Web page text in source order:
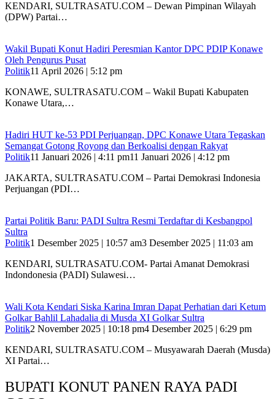
KENDARI, SULTRASATU.COM – Dewan Pimpinan Wilayah
(DPW) Partai…
Wakil Bupati Konut Hadiri Peresmian Kantor DPC PDIP Konawe
Oleh Pengurus Pusat
Politik11 April 2026 | 5:12 pm
KONAWE, SULTRASATU.COM – Wakil Bupati Kabupaten
Konawe Utara,…
Hadiri HUT ke-53 PDI Perjuangan, DPC Konawe Utara Tegaskan
Semangat Gotong Royong dan Berkoalisi dengan Rakyat
Politik11 Januari 2026 | 4:11 pm11 Januari 2026 | 4:12 pm
JAKARTA, SULTRASATU.COM – Partai Demokrasi Indonesia
Perjuangan (PDI…
Partai Politik Baru: PADI Sultra Resmi Terdaftar di Kesbangpol
Sultra
Politik1 Desember 2025 | 10:57 am3 Desember 2025 | 11:03 am
KENDARI, SULTRASATU.COM- Partai Amanat Demokrasi
Indondonesia (PADI) Sulawesi…
Wali Kota Kendari Siska Karina Imran Dapat Perhatian dari Ketum
Golkar Bahlil Lahadalia di Musda XI Golkar Sultra
Politik2 November 2025 | 10:18 pm4 Desember 2025 | 6:29 pm
KENDARI, SULTRASATU.COM – Musyawarah Daerah (Musda)
XI Partai…
BUPATI KONUT PANEN RAYA PADI